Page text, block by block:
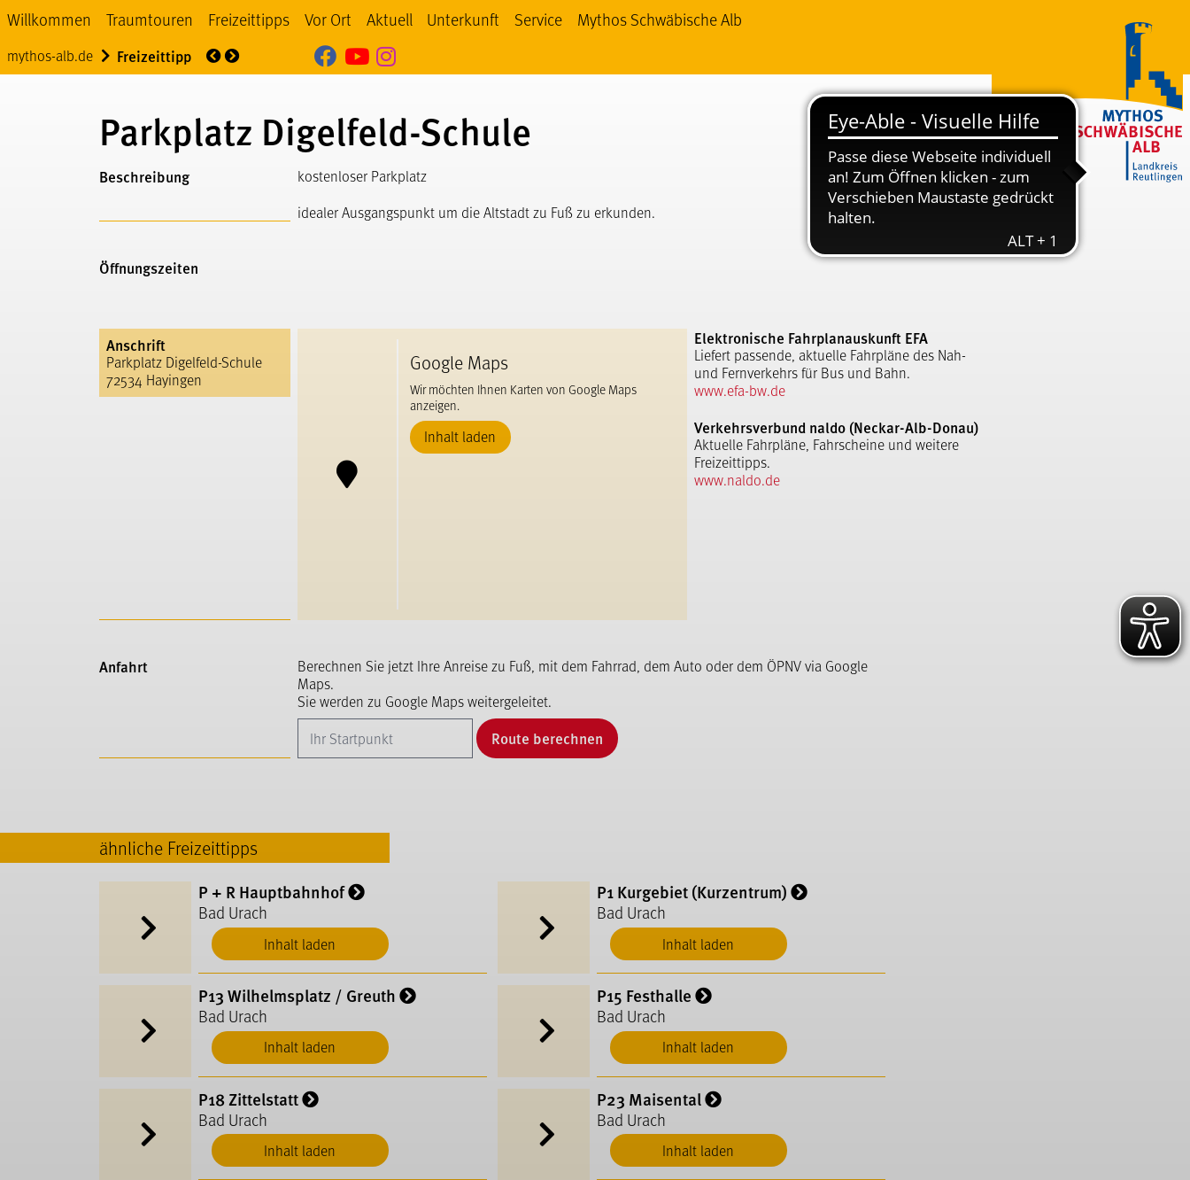
Willkommen Traumtouren Freizeittipps Vor Ort Aktuell Unterkunft Service Mythos Schwäbische Alb
mythos-alb.de Freizeittipp Über uns
Veranstaltung Mythos Schwäbische Alb bei facebook
Mythos Schwäbische Alb bei YouTube
Mythos Schwäbische Alb bei Instagram
Parkplatz Digelfeld-Schule
Beschreibung
kostenloser Parkplatz
idealer Ausgangspunkt um die Altstadt zu Fuß zu erkunden.
Öffnungszeiten
Anschrift
Parkplatz Digelfeld-Schule
72534 Hayingen
Google Maps
Wir möchten Ihnen Karten von Google Maps
anzeigen.
Inhalt laden
Elektronische Fahrplanauskunft EFA
Liefert passende, aktuelle Fahrpläne des Nah-
und Fernverkehrs für Bus und Bahn.
www.efa-bw.de
Verkehrsverbund naldo (Neckar-Alb-Donau)
Aktuelle Fahrpläne, Fahrscheine und weitere
Freizeittipps.
www.naldo.de
Anfahrt
Berechnen Sie jetzt Ihre Anreise zu Fuß, mit dem Fahrrad, dem Auto oder dem ÖPNV via Google
Maps.
Sie werden zu Google Maps weitergeleitet.
Route berechnen
ähnliche Freizeittipps
Inhalt laden
P + R Hauptbahnhof
Bad Urach
Inhalt laden
P1 Kurgebiet (Kurzentrum)
Bad Urach
Inhalt laden
P13 Wilhelmsplatz / Greuth
Bad Urach
Inhalt laden
P15 Festhalle
Bad Urach
Inhalt laden
P18 Zittelstatt
Bad Urach
Inhalt laden
P23 Maisental
Bad Urach